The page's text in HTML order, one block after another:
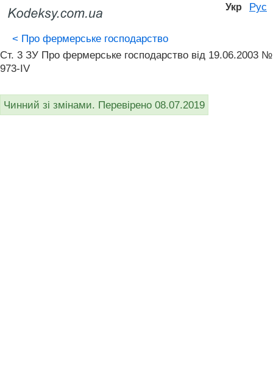
Укр Рус
< Про фермерське господарство
Ст. 3 ЗУ Про фермерське господарство вiд 19.06.2003 №
973-IV
Чинний зі змінами. Перевірено 08.07.2019